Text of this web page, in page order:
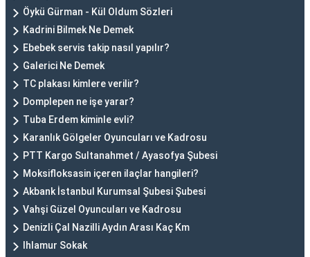
Öykü Gürman - Kül Oldum Sözleri
Kadrini Bilmek Ne Demek
Ebebek servis takip nasıl yapılır?
Galerici Ne Demek
TC plakası kimlere verilir?
Domplepen ne işe yarar?
Tuba Erdem kiminle evli?
Karanlık Gölgeler Oyuncuları ve Kadrosu
PTT Kargo Sultanahmet / Ayasofya Şubesi
Moksifloksasin içeren ilaçlar hangileri?
Akbank İstanbul Kurumsal Şubesi Şubesi
Vahşi Güzel Oyuncuları ve Kadrosu
Denizli Çal Nazilli Aydın Arası Kaç Km
Ihlamur Sokak